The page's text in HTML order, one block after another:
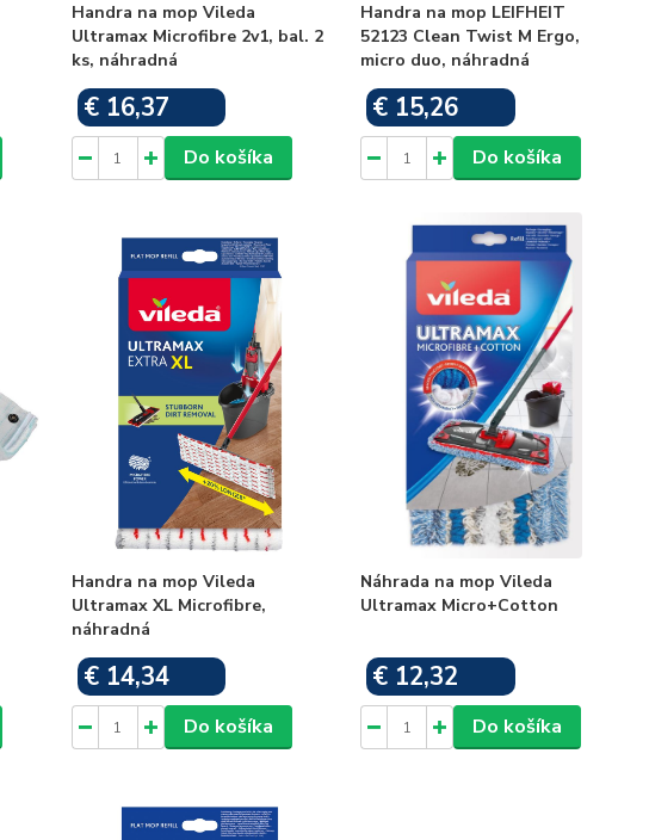
Handra na mop Vileda
Ultramax Microfibre 2v1, bal. 2
ks, náhradná
€ 16,37
Do košíka
Handra na mop LEIFHEIT
52123 Clean Twist M Ergo,
micro duo, náhradná
€ 15,26
Do košíka
Handra na mop Vileda
Ultramax XL Microfibre,
náhradná
€ 14,34
Do košíka
Náhrada na mop Vileda
Ultramax Micro+Cotton
€ 12,32
Do košíka